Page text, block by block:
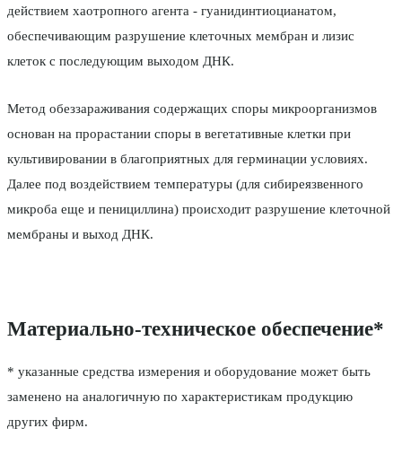
действием хаотропного агента - гуанидинтиоцианатом,
обеспечивающим разрушение клеточных мембран и лизис
клеток с последующим выходом ДНК.
Метод обеззараживания содержащих споры микроорганизмов
основан на прорастании споры в вегетативные клетки при
культивировании в благоприятных для герминации условиях.
Далее под воздействием температуры (для сибиреязвенного
микроба еще и пенициллина) происходит разрушение клеточной
мембраны и выход ДНК.
Материально-техническое обеспечение*
* указанные средства измерения и оборудование может быть
заменено на аналогичную по характеристикам продукцию
других фирм.